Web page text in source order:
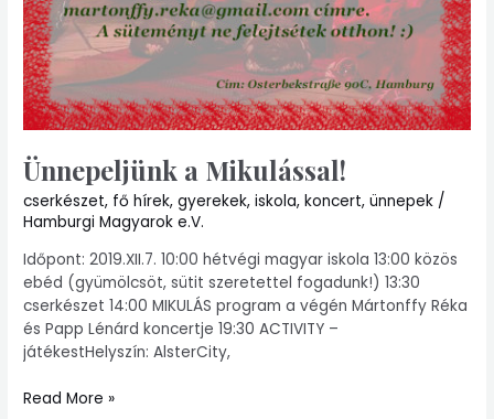
Ünnepeljünk a Mikulással!
cserkészet, fő hírek,gyerekek,iskola,koncert,ünnepek /
Hamburgi Magyarok e.V.
Időpont: 2019.XII.7. 10:00 hétvégi magyar iskola 13:00 közös
ebéd (gyümölcsöt, sütit szeretettel fogadunk!) 13:30
cserkészet 14:00 MIKULÁS program a végén Mártonffy Réka
és Papp Lénárd koncertje 19:30 ACTIVITY –
játékestHelyszín: AlsterCity,
Read More »